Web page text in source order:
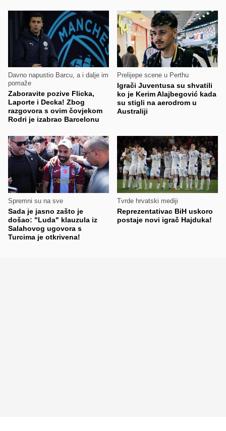
Davno napustio Barcu, a i dalje im
pomaže
Zaboravite pozive Flicka,
Laporte i Decka! Zbog
razgovora s ovim čovjekom
Rodri je izabrao Barcelonu
Prelijepe scene u Perthu
Igrači Juventusa su shvatili
ko je Kerim Alajbegović kada
su stigli na aerodrom u
Australiji
Spremni su na sve
Sada je jasno zašto je
došao: "Luda" klauzula iz
Salahovog ugovora s
Turcima je otkrivena!
Tvrde hrvatski mediji
Reprezentativac BiH uskoro
postaje novi igrač Hajduka!